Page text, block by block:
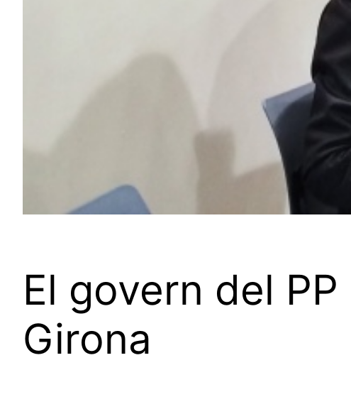
El govern del
Girona